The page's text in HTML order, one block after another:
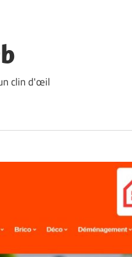
clin d'œil